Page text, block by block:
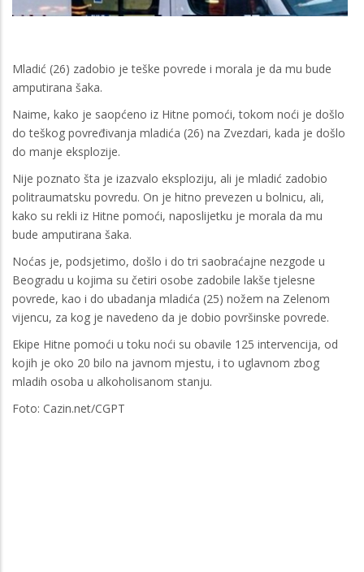
Mladić (26) zadobio je teške povrede i morala je da mu bude
amputirana šaka.
Naime, kako je saopćeno iz Hitne pomoći, tokom noći je došlo
do teškog povređivanja mladića (26) na Zvezdari, kada je došlo
do manje eksplozije.
Nije poznato šta je izazvalo eksploziju, ali je mladić zadobio
politraumatsku povredu. On je hitno prevezen u bolnicu, ali,
kako su rekli iz Hitne pomoći, naposlijetku je morala da mu
bude amputirana šaka.
Noćas je, podsjetimo, došlo i do tri saobraćajne nezgode u
Beogradu u kojima su četiri osobe zadobile lakše tjelesne
povrede, kao i do ubadanja mladića (25) nožem na Zelenom
vijencu, za kog je navedeno da je dobio površinske povrede.
Ekipe Hitne pomoći u toku noći su obavile 125 intervencija, od
kojih je oko 20 bilo na javnom mjestu, i to uglavnom zbog
mladih osoba u alkoholisanom stanju.
Foto: Cazin.net/CGPT